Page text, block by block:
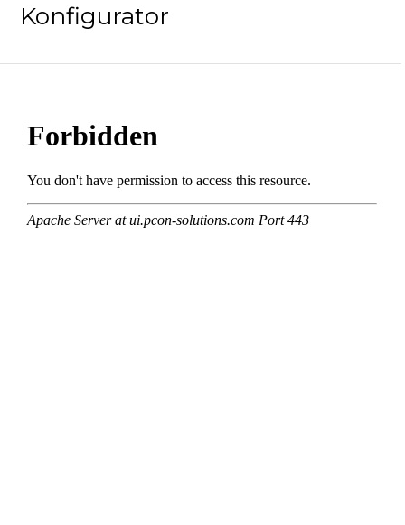
Konfigurator